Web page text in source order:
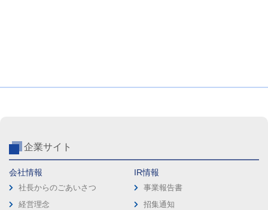
企業サイト
会社情報
社長からのごあいさつ
経営理念
IR情報
事業報告書
招集通知